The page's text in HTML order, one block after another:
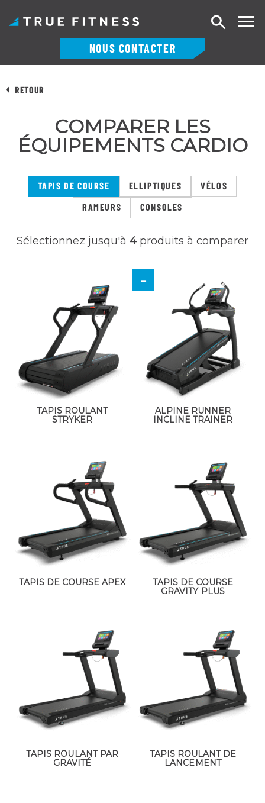
to
NOUS CONTACTER
RETOUR
COMPARER LES
ÉQUIPEMENTS CARDIO
TAPIS DE COURSE ELLIPTIQUES
VÉLOS
RAMEURS
CONSOLES
Sélectionnez jusqu'à 4produits à comparer
TAPIS ROULANT
STRYKER
ALPINE RUNNER
INCLINE TRAINER
TAPIS DE COURSE APEX
TAPIS DE COURSE
GRAVITY PLUS
TAPIS ROULANT PAR
GRAVITÉ
TAPIS ROULANT DE
LANCEMENT